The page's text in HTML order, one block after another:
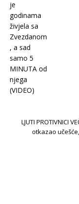
LJUTI PROTIVNICI
otkazao